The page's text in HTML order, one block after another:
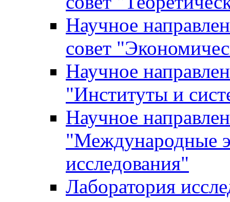
Научное
совет
Научное
"Институты и
Научное
"Международные
исследования"
Лаборатория